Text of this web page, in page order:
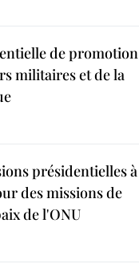
de promotion
militaires et de la
présidentielles à
des missions de
de l'ONU